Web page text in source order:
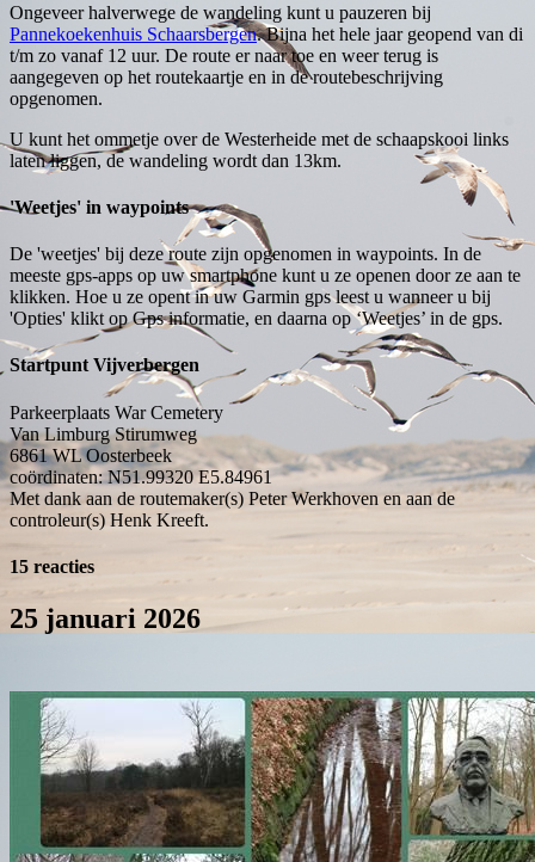
Ongeveer halverwege de wandeling kunt u pauzeren bij
Pannekoekenhuis Schaarsbergen. Bijna het hele jaar geopend van di
t/m zo vanaf 12 uur. De route er naar toe en weer terug is
aangegeven op het routekaartje en in de routebeschrijving
opgenomen.
U kunt het ommetje over de Westerheide met de schaapskooi links
laten liggen, de wandeling wordt dan 13km.
'Weetjes' in waypoints
De 'weetjes' bij deze route zijn opgenomen in waypoints. In de
meeste gps-apps op uw smartphone kunt u ze openen door ze aan te
klikken. Hoe u ze opent in uw Garmin gps leest u wanneer u bij
'Opties' klikt op Gps informatie, en daarna op ‘Weetjes’ in de gps.
Startpunt Vijverbergen
Parkeerplaats War Cemetery
Van Limburg Stirumweg
6861 WLOosterbeek
coördinaten: N51.99320 E5.84961
Met dank aan de routemaker(s) Peter Werkhoven en aan de
controleur(s) Henk Kreeft.
15 reacties
25 januari 2026